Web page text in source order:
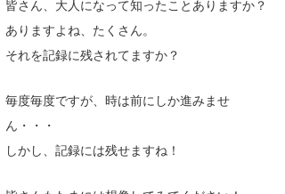
皆さん、大人になって知ったことありますか？
ありますよね、たくさん。
それを記録に残されてますか？
毎度毎度ですが、時は前にしか進みませ
ん・・・
しかし、記録には残せますね！